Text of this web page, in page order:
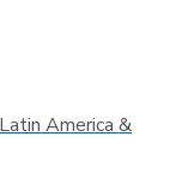
America &